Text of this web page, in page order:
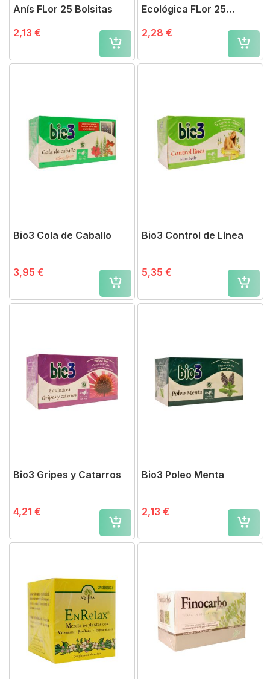
Anís FLor 25 Bolsitas
2,13 €
Ecológica FLor 25
2,28 €
Bio3 Cola de Caballo
3,95 €
Bio3 Control de Línea
5,35 €
Bio3 Gripes y Catarros
4,21 €
Bio3 Poleo Menta
2,13 €